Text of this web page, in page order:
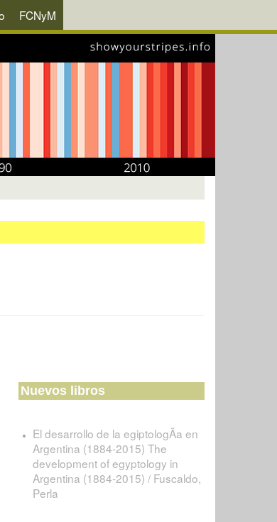
FCNyM
Nuevos libros
El desarrollo de la egiptologÃ­a en
Argentina (1884-2015) The
development of egyptology in
Argentina (1884-2015) / Fuscaldo,
Perla